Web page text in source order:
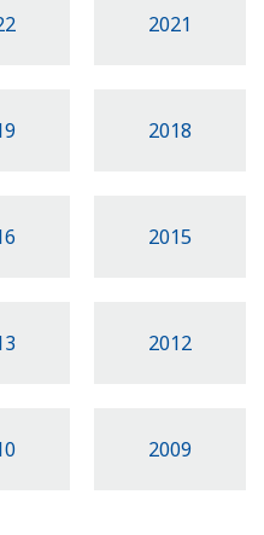
2021
2018
2015
2012
2009